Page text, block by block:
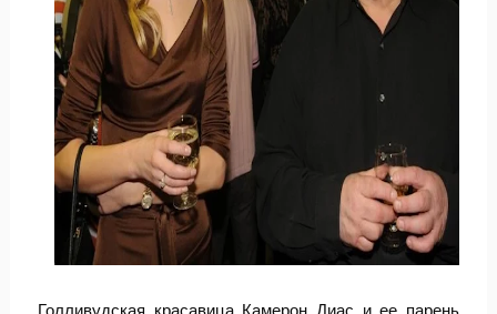
Голливудская красавица Камерон Диас и ее парень